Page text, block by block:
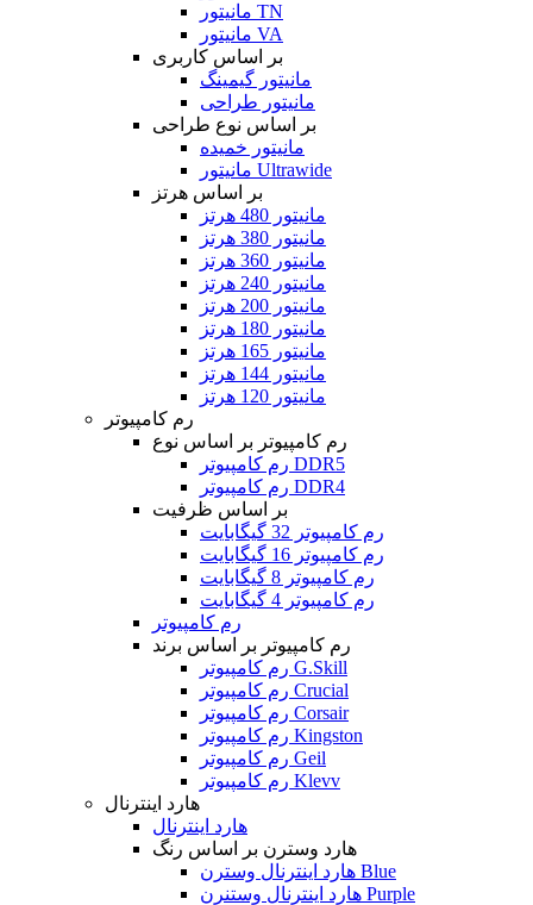
مانیتور TN
مانیتور VA
بر اساس کاربری
مانیتور گیمینگ
مانیتور طراحی
بر اساس نوع طراحی
مانیتور خمیده
مانیتور Ultrawide
بر اساس هرتز
مانیتور 480 هرتز
مانیتور 380 هرتز
مانیتور 360 هرتز
مانیتور 240 هرتز
مانیتور 200 هرتز
مانیتور 180 هرتز
مانیتور 165 هرتز
مانیتور 144 هرتز
مانیتور 120 هرتز
رم کامپیوتر
رم کامپیوتر بر اساس نوع
رم کامپیوتر DDR5
رم کامپیوتر DDR4
بر اساس ظرفیت
رم کامپیوتر 32 گیگابایت
رم کامپیوتر 16 گیگابایت
رم کامپیوتر 8 گیگابایت
رم کامپیوتر 4 گیگابایت
رم کامپیوتر
رم کامپیوتر بر اساس برند
رم کامپیوتر G.Skill
رم کامپیوتر Crucial
رم کامپیوتر Corsair
رم کامپیوتر Kingston
رم کامپیوتر Geil
رم کامپیوتر Klevv
هارد اینترنال
هارد اینترنال
هارد وسترن بر اساس رنگ
هارد اینترنال وسترن Blue
هارد اینترنال وستنرن Purple